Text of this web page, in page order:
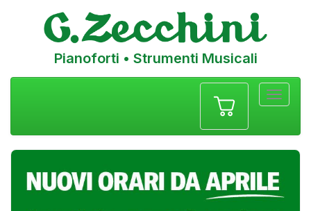
Pianoforti • Strumenti Musicali